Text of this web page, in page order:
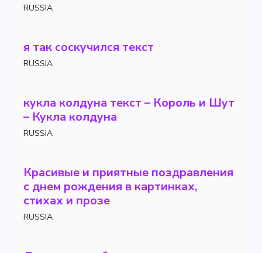
RUSSIA
я так соскучился текст
RUSSIA
кукла колдуна текст – Король и Шут
– Кукла колдуна
RUSSIA
Красивые и приятные поздравления
с днем ​​рождения в картинках,
стихах и прозе
RUSSIA